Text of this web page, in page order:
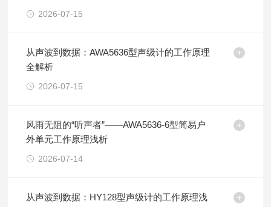
2026-07-15
从声波到数据：AWA5636型声级计的工作原理
全解析
2026-07-15
风雨无阻的“听声者”——AWA5636-6型简易户
外单元工作原理浅析
2026-07-14
从声波到数据：HY128型声级计的工作原理浅